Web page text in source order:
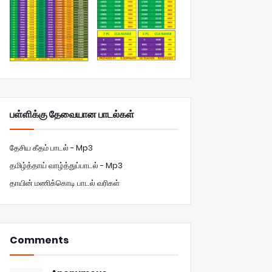
பள்ளிக்கு தேவையான பாடல்கள்
தேசிய கீதம் பாடல் - Mp3
தமிழ்த்தாய் வாழ்த்துப்பாடல் - Mp3
தாயின் மணிக்கொடி பாடல் வரிகள்
Comments